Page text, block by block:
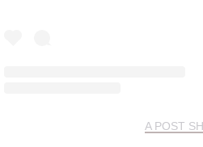
A POST